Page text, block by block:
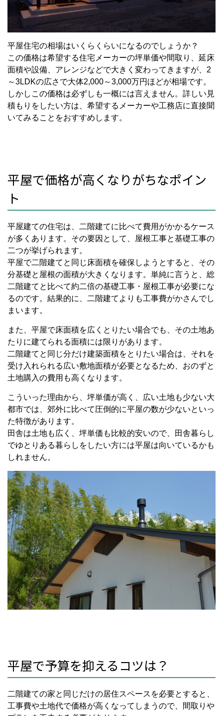
平屋住宅の相場はいくらくらいになるのでしょうか？
この価格は希望する住宅メーカーの坪単価や間取り、延床
面積や設備、アレンジなどで大きく変わってきますが、2
～3LDKの広さで大体2,000～3,000万円ほどが相場です。
しかしこの価格は必ずしも一概には言えません。詳しい見
積もりをしたい方は、希望するメーカーや工務店に直接聞
いてみることをおすすめします。
平屋で価格が高くなりがちなポイン
ト
平屋建ての住宅は、二階建てに比べて費用がかかるケース
が多くあります。その要因として、屋根工事と基礎工事の
二つが挙げられます。
平屋で二階建てと同じ床面積を確保しようとすると、その
分基礎と屋根の面積が大きくなります。単純に言うと、総
二階建てと比べて約二倍の基礎工事・屋根工事が必要にな
るのです。結果的に、二階建てよりも工事費がかさんでし
まいます。
また、平屋で床面積を広くとりたい場合でも、その土地あ
たりに建てられる面積には限りがあります。
二階建てと同じ分だけ建築面積をとりたい場合は、それを
受け入れられる広い敷地面積が必要となるため、おのずと
土地購入の費用も高くなります。
こういった理由から、坪単価が高く、広い土地も少ない大
都市では、郊外に比べて圧倒的に平屋の数が少ないといっ
た特徴があります。
田舎は土地も広く、坪単価も比較的安いので、田舎暮らし
でゆとりある暮らしをしたい方には平屋は向いているかも
しれません。
平屋で予算を抑えるコツは？
二階建ての家と同じだけの居住スペースを必要とすると、
工事費や土地代で価格が高くなってしまうので、間取りや